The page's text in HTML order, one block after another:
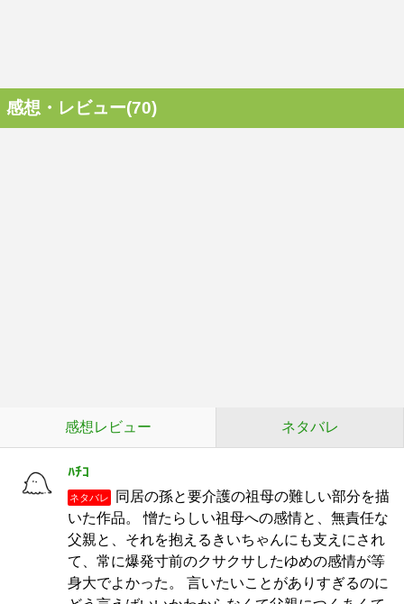
感想・レビュー(70)
感想レビュー ネタバレ
ﾊﾁｺ
ネタバレ
同居の孫と要介護の祖母の難しい部分を描
いた作品。 憎たらしい祖母への感情と、無責任な
父親と、それを抱えるきいちゃんにも支えにされ
て、常に爆発寸前のクサクサしたゆめの感情が等
身大でよかった。 言いたいことがありすぎるのに